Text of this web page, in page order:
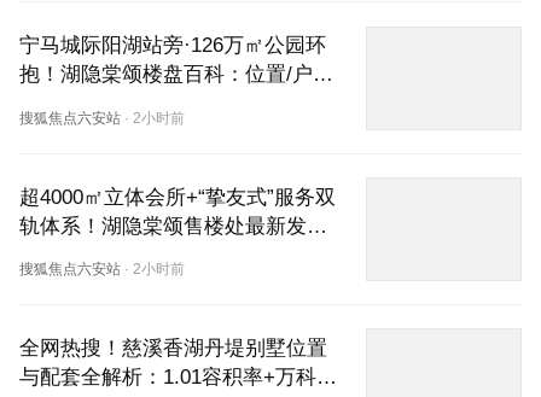
宁马城际阳湖站旁·126万㎡公园环
抱！湖隐棠颂楼盘百科：位置/户型
品鉴
搜狐焦点六安站 · 2小时前
超4000㎡立体会所+“挚友式”服务双
轨体系！湖隐棠颂售楼处最新发
专属置业方案
搜狐焦点六安站 · 2小时前
全网热搜！慈溪香湖丹堤别墅位置
与配套全解析：1.01容积率+万科物